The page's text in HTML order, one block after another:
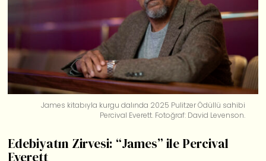
James kitabıyla kurgu dalında 2025 Pulitzer Ödüllü sahibi
Percival Everett. Fotoğraf: David Levenson.
Edebiyatın Zirvesi: “James” ile Percival
Everett